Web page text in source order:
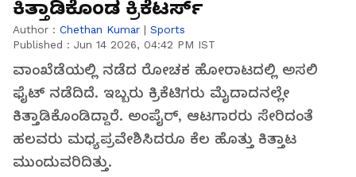
ಕಿತ್ತಾಡಿಕೊಂಡ ಕ್ರಿಕೆಟರ್ಸ್
Author : Chethan Kumar | Sports
Published : Jun 14 2026, 04:42 PM IST
ವಾಂಖೆಡೆಯಲ್ಲಿ ನಡೆದ ರೋಚಕ ಹೋರಾಟದಲ್ಲಿ ಅಸಲಿ
ಫೈಟ್ ನಡೆದಿದೆ. ಇಬ್ಬರು ಕ್ರಿಕೆಟಿಗರು ಮೈದಾದನಲ್ಲೇ
ಕಿತ್ತಾಡಿಕೊಂಡಿದ್ದಾರೆ. ಅಂಪೈರ್, ಆಟಗಾರರು ಸೇರಿದಂತೆ
ಹಲವರು ಮಧ್ಯಪ್ರವೇಶಿಸಿದರೂ ಕೆಲ ಹೊತ್ತು ಕಿತ್ತಾಟ
ಮುಂದುವರಿದಿತ್ತು.